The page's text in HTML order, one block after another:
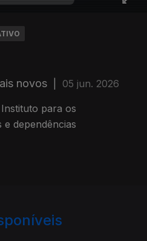
novos 05 jun. 2026
para os
dependências